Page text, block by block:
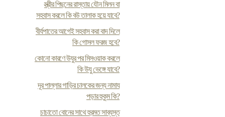
স্ত্রীর পিছনের রাস্তায় যৌন মিলন বা
সহবাস করলে কি বউ তালাক হয়ে যাবে?
বীর্যপাতের আগেই সহবাস করা বাদ দিলে
কি গোসল ফরজ হবে?
কোনো কারণে উযুর পর মিসওয়াক করলে
কি উযু ভেঙ্গে যাবে?
দূর পাল্লার গাড়ির চালকের জন্য নামায
পড়ার হুকুম কি?
চাচাতো বোনের সাথে হুরমত সাব্যস্ত